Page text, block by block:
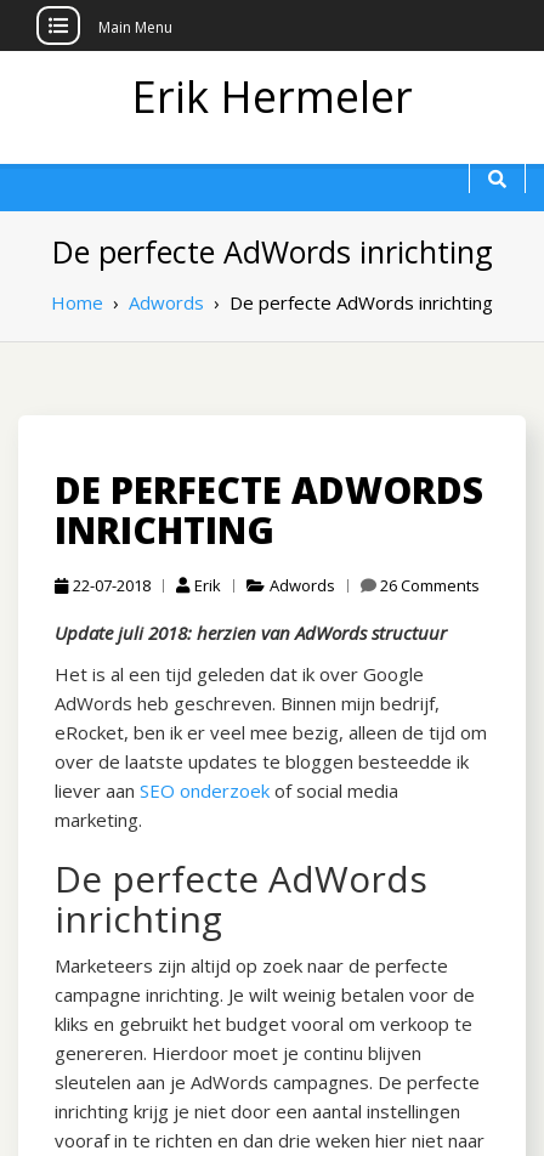
Main Menu
Erik Hermeler
De perfecte AdWords inrichting
Home › Adwords › De perfecte AdWords inrichting
DE PERFECTE ADWORDS
INRICHTING
22-07-2018 Erik Adwords 26 Comments
Update juli 2018: herzien van AdWords structuur
Het is al een tijd geleden dat ik over Google
AdWords heb geschreven. Binnen mijn bedrijf,
eRocket, ben ik er veel mee bezig, alleen de tijd om
over de laatste updates te bloggen besteedde ik
liever aan SEO onderzoek of social media
marketing.
De perfecte AdWords
inrichting
Marketeers zijn altijd op zoek naar de perfecte
campagne inrichting. Je wilt weinig betalen voor de
kliks en gebruikt het budget vooral om verkoop te
genereren. Hierdoor moet je continu blijven
sleutelen aan je AdWords campagnes. De perfecte
inrichting krijg je niet door een aantal instellingen
vooraf in te richten en dan drie weken hier niet naar